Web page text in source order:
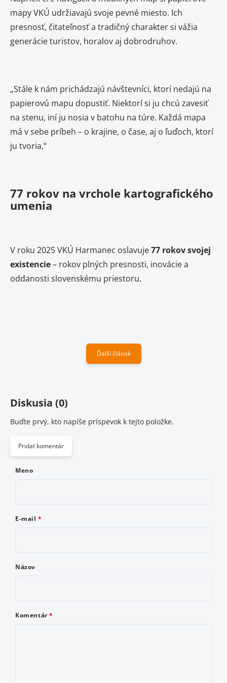
mapy VKÚ udržiavajú svoje pevné miesto. Ich
presnosť, čitateľnosť a tradičný charakter si vážia
generácie turistov, horalov aj dobrodruhov.
„Stále k nám prichádzajú návštevníci, ktorí nedajú na
papierovú mapu dopustiť. Niektorí si ju chcú zavesiť
na stenu, iní ju nosia v batohu na túre. Každá mapa
má v sebe príbeh – o krajine, o čase, aj o ľuďoch, ktorí
ju tvoria,“
77 rokov na vrchole kartografického
umenia
V roku 2025 VKÚ Harmanec oslavuje77 rokov svojej
existencie– rokov plných presnosti, inovácie a
oddanosti slovenskému priestoru.
Ďalší článok
Diskusia (0)
Buďte prvý, kto napíše príspevok k tejto položke.
Pridať komentár
Meno
E-mail
Názov
Komentár